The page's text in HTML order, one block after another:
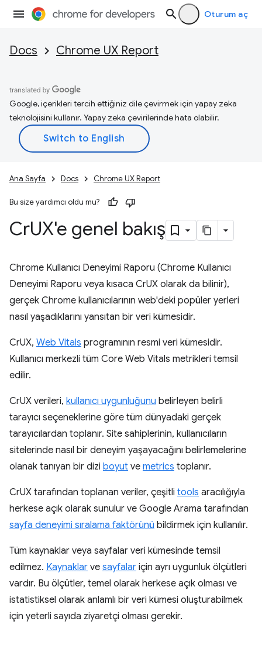
Oturum aç
Docs Chrome UX Report
Google, içerikleri tercih ettiğiniz dile çevirmek için yapay zeka
teknolojisini kullanır. Yapay zeka çevirilerinde hata olabilir.
Ana Sayfa Docs Chrome UX Report
Bu size yardımcı oldu mu?
CrUX'e genel bakış
Chrome Kullanıcı Deneyimi Raporu (Chrome Kullanıcı
Deneyimi Raporu veya kısaca CrUX olarak da bilinir),
gerçek Chrome kullanıcılarının web'deki popüler yerleri
nasıl yaşadıklarını yansıtan bir veri kümesidir.
CrUX, Web Vitals programının resmi veri kümesidir.
Kullanıcı merkezli tüm Core Web Vitals metrikleri temsil
edilir.
CrUX verileri, kullanıcı uygunluğunu belirleyen belirli
tarayıcı seçeneklerine göre tüm dünyadaki gerçek
tarayıcılardan toplanır. Site sahiplerinin, kullanıcıların
sitelerinde nasıl bir deneyim yaşayacağını belirlemelerine
olanak tanıyan bir dizi boyut ve metrics toplanır.
CrUX tarafından toplanan veriler, çeşitli tools aracılığıyla
herkese açık olarak sunulur ve Google Arama tarafından
sayfa deneyimi sıralama faktörünü bildirmek için kullanılır.
Tüm kaynaklar veya sayfalar veri kümesinde temsil
edilmez. Kaynaklar ve sayfalar için ayrı uygunluk ölçütleri
vardır. Bu ölçütler, temel olarak herkese açık olması ve
istatistiksel olarak anlamlı bir veri kümesi oluşturabilmek
için yeterli sayıda ziyaretçi olması gerekir.